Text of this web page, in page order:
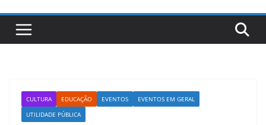
CULTURA EDUCAÇÃO EVENTOS
EVENTOS EM GERAL
UTILIDADE PÚBLICA